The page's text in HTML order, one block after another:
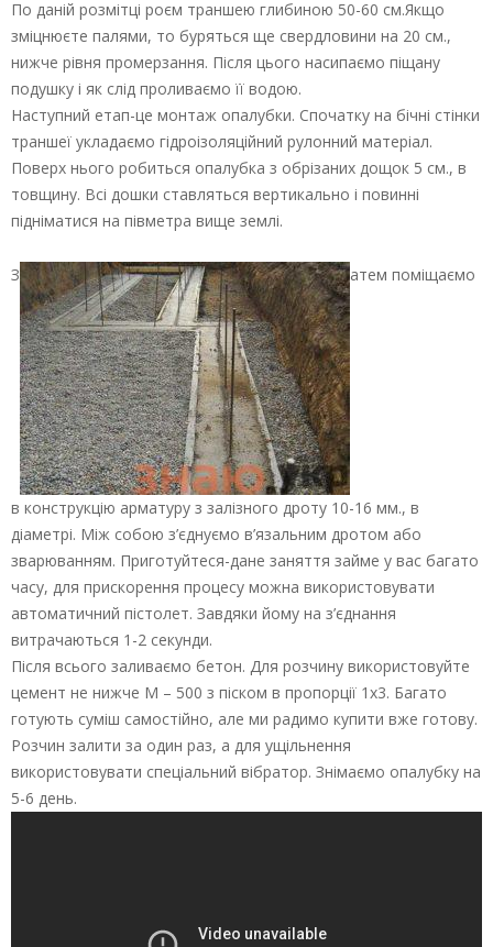
По даній розмітці роєм траншею глибиною 50-60 см.Якщо
зміцнюєте палями, то буряться ще свердловини на 20 см.,
нижче рівня промерзання. Після цього насипаємо піщану
подушку і як слід проливаємо її водою.
Наступний етап-це монтаж опалубки. Спочатку на бічні стінки
траншеї укладаємо гідроізоляційний рулонний матеріал.
Поверх нього робиться опалубка з обрізаних дощок 5 см., в
товщину. Всі дошки ставляться вертикально і повинні
підніматися на півметра вище землі.
З атем поміщаємо
в конструкцію арматуру з залізного дроту 10-16 мм., в
діаметрі. Між собою з’єднуємо в’язальним дротом або
зварюванням. Приготуйтеся-дане заняття займе у вас багато
часу, для прискорення процесу можна використовувати
автоматичний пістолет. Завдяки йому на з’єднання
витрачаються 1-2 секунди.
Після всього заливаємо бетон. Для розчину використовуйте
цемент не нижче М – 500 з піском в пропорції 1х3. Багато
готують суміш самостійно, але ми радимо купити вже готову.
Розчин залити за один раз, а для ущільнення
використовувати спеціальний вібратор. Знімаємо опалубку на
5-6 день.